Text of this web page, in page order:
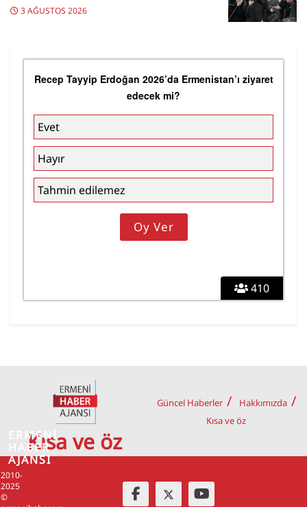
3 AĞUSTOS 2026
410
Recep Tayyip Erdoğan 2026’da Ermenistan’ı ziyaret
edecek mi?
Evet
Hayır
Tahmin edilemez
Kısa ve öz
Güncel Haberler
Hakkımızda
Kısa ve öz
2010-
2025
©
ERMENİ
HABER
AJANSI